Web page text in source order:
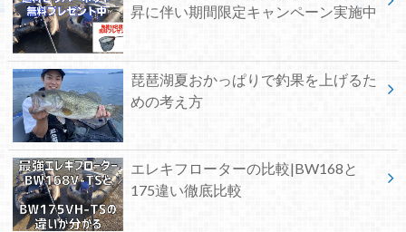
昇に伴い期間限定キャンペーン実施中
琵琶湖夏おかっぱりで釣果を上げるた
めの考え方
エレキフローターの比較|BW168と
175違い徹底比較